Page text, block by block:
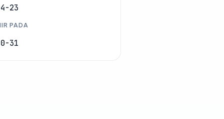
23
PADA
31